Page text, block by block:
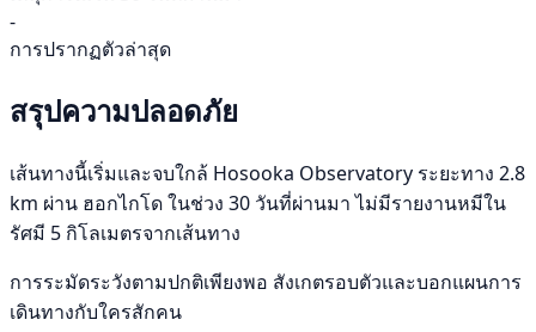
-
การปรากฏตัวล่าสุด
สรุปความปลอดภัย
เส้นทางนี้เริ่มและจบใกล้ Hosooka Observatory ระยะทาง 2.8
km ผ่าน ฮอกไกโด ในช่วง 30 วันที่ผ่านมา ไม่มีรายงานหมีใน
รัศมี 5 กิโลเมตรจากเส้นทาง
การระมัดระวังตามปกติเพียงพอ สังเกตรอบตัวและบอกแผนการ
เดินทางกับใครสักคน